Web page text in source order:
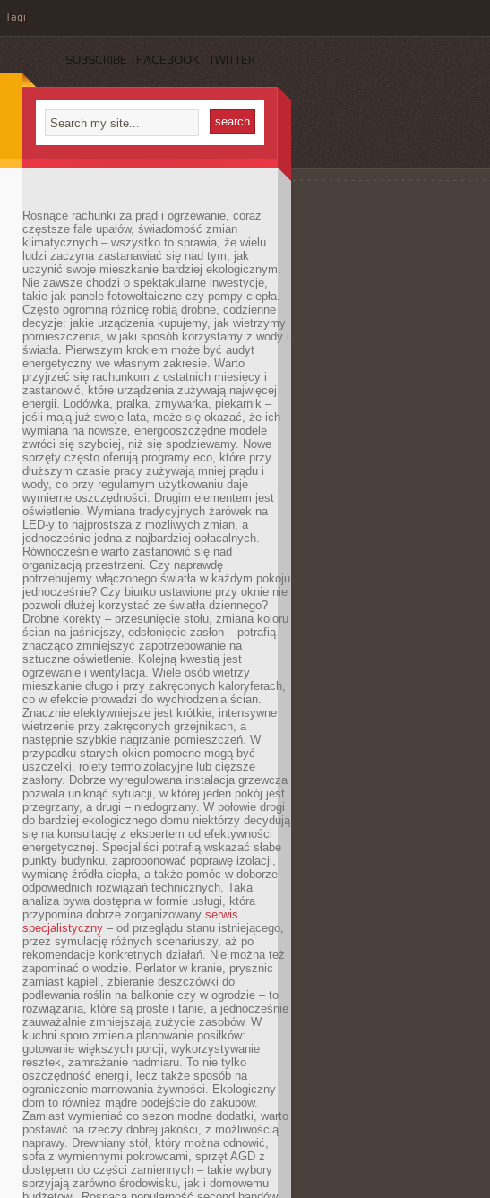
Tagi
SUBSCRIBE FACEBOOK TWITTER
Rosnące rachunki za prąd i ogrzewanie, coraz
częstsze fale upałów, świadomość zmian
klimatycznych – wszystko to sprawia, że wielu
ludzi zaczyna zastanawiać się nad tym, jak
uczynić swoje mieszkanie bardziej ekologicznym.
Nie zawsze chodzi o spektakularne inwestycje,
takie jak panele fotowoltaiczne czy pompy ciepła.
Często ogromną różnicę robią drobne, codzienne
decyzje: jakie urządzenia kupujemy, jak wietrzymy
pomieszczenia, w jaki sposób korzystamy z wody i
światła. Pierwszym krokiem może być audyt
energetyczny we własnym zakresie. Warto
przyjrzeć się rachunkom z ostatnich miesięcy i
zastanowić, które urządzenia zużywają najwięcej
energii. Lodówka, pralka, zmywarka, piekarnik –
jeśli mają już swoje lata, może się okazać, że ich
wymiana na nowsze, energooszczędne modele
zwróci się szybciej, niż się spodziewamy. Nowe
sprzęty często oferują programy eco, które przy
dłuższym czasie pracy zużywają mniej prądu i
wody, co przy regularnym użytkowaniu daje
wymierne oszczędności. Drugim elementem jest
oświetlenie. Wymiana tradycyjnych żarówek na
LED-y to najprostsza z możliwych zmian, a
jednocześnie jedna z najbardziej opłacalnych.
Równocześnie warto zastanowić się nad
organizacją przestrzeni. Czy naprawdę
potrzebujemy włączonego światła w każdym pokoju
jednocześnie? Czy biurko ustawione przy oknie nie
pozwoli dłużej korzystać ze światła dziennego?
Drobne korekty – przesunięcie stołu, zmiana koloru
ścian na jaśniejszy, odsłonięcie zasłon – potrafią
znacząco zmniejszyć zapotrzebowanie na
sztuczne oświetlenie. Kolejną kwestią jest
ogrzewanie i wentylacja. Wiele osób wietrzy
mieszkanie długo i przy zakręconych kaloryferach,
co w efekcie prowadzi do wychłodzenia ścian.
Znacznie efektywniejsze jest krótkie, intensywne
wietrzenie przy zakręconych grzejnikach, a
następnie szybkie nagrzanie pomieszczeń. W
przypadku starych okien pomocne mogą być
uszczelki, rolety termoizolacyjne lub cięższe
zasłony. Dobrze wyregulowana instalacja grzewcza
pozwala uniknąć sytuacji, w której jeden pokój jest
przegrzany, a drugi – niedogrzany. W połowie drogi
do bardziej ekologicznego domu niektórzy decydują
się na konsultację z ekspertem od efektywności
energetycznej. Specjaliści potrafią wskazać słabe
punkty budynku, zaproponować poprawę izolacji,
wymianę źródła ciepła, a także pomóc w doborze
odpowiednich rozwiązań technicznych. Taka
analiza bywa dostępna w formie usługi, która
przypomina dobrze zorganizowany serwis
specjalistyczny – od przeglądu stanu istniejącego,
przez symulację różnych scenariuszy, aż po
rekomendacje konkretnych działań. Nie można też
zapominać o wodzie. Perlator w kranie, prysznic
zamiast kąpieli, zbieranie deszczówki do
podlewania roślin na balkonie czy w ogrodzie – to
rozwiązania, które są proste i tanie, a jednocześnie
zauważalnie zmniejszają zużycie zasobów. W
kuchni sporo zmienia planowanie posiłków:
gotowanie większych porcji, wykorzystywanie
resztek, zamrażanie nadmiaru. To nie tylko
oszczędność energii, lecz także sposób na
ograniczenie marnowania żywności. Ekologiczny
dom to również mądre podejście do zakupów.
Zamiast wymieniać co sezon modne dodatki, warto
postawić na rzeczy dobrej jakości, z możliwością
naprawy. Drewniany stół, który można odnowić,
sofa z wymiennymi pokrowcami, sprzęt AGD z
dostępem do części zamiennych – takie wybory
sprzyjają zarówno środowisku, jak i domowemu